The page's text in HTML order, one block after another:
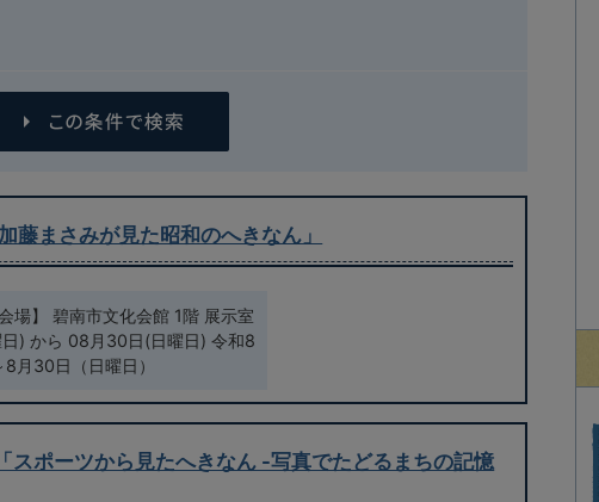
藤まさみが見た昭和のへきなん」
場】 碧南市文化会館 1階 展示室
) から 08月30日(日曜日) 令和8
月30日（日曜日）
スポーツから見たへきなん -写真でたどるまちの記憶